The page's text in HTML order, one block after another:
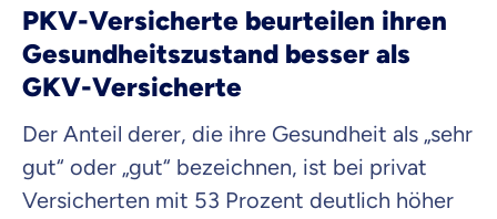
PKV-Versicherte beurteilen ihren
Gesundheitszustand besser als
GKV-Versicherte
Der Anteil derer, die ihre Gesundheit als „sehr
gut“ oder „gut“ bezeichnen, ist bei privat
Versicherten mit 53 Prozent deutlich höher